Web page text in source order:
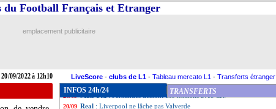
20/09/2022 à 12h10
du Football Français et Etranger
emplacement publicitaire
LiveScore - clubs de L1 - Tableau mercato L1 - Transferts étranger
INFOS 24h/24 TRANSFERTS
20/09 Rennes: prix fixé pour Majer
20/09 Man City: un danger pour l'avenir de Walker ?
20/09 Portugal
20/09 EdF: Mbappé met fin à son boycott
20/09 Nice: ça se confirme pour Favre !
: Fernandes dément des tensions avec CR7
20/09 Real : Liverpool ne lâche pas Valverde